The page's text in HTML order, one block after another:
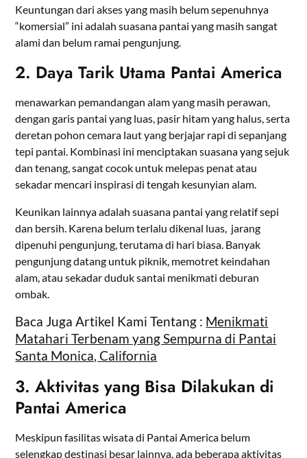
Keuntungan dari akses yang masih belum sepenuhnya
“komersial” ini adalah suasana pantai yang masih sangat
alami dan belum ramai pengunjung.
2. Daya Tarik Utama Pantai America
menawarkan pemandangan alam yang masih perawan,
dengan garis pantai yang luas, pasir hitam yang halus, serta
deretan pohon cemara laut yang berjajar rapi di sepanjang
tepi pantai. Kombinasi ini menciptakan suasana yang sejuk
dan tenang, sangat cocok untuk melepas penat atau
sekadar mencari inspirasi di tengah kesunyian alam.
Keunikan lainnya adalah suasana pantai yang relatif sepi
dan bersih. Karena belum terlalu dikenal luas, jarang
dipenuhi pengunjung, terutama di hari biasa. Banyak
pengunjung datang untuk piknik, memotret keindahan
alam, atau sekadar duduk santai menikmati deburan
ombak.
Baca Juga Artikel Kami Tentang : Menikmati
Matahari Terbenam yang Sempurna di Pantai
Santa Monica, California
3. Aktivitas yang Bisa Dilakukan di
Pantai America
Meskipun fasilitas wisata di Pantai America belum
selengkap destinasi besar lainnya, ada beberapa aktivitas